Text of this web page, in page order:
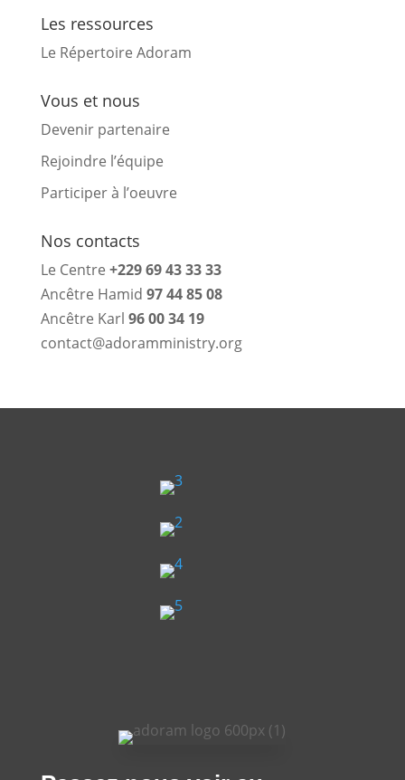
Les ressources
Le Répertoire Adoram
Vous et nous
Devenir partenaire
Rejoindre l’équipe
Participer à l’oeuvre
Nos contacts
Le Centre +229 69 43 33 33
Ancêtre Hamid 97 44 85 08
Ancêtre Karl 96 00 34 19
contact@adoramministry.org